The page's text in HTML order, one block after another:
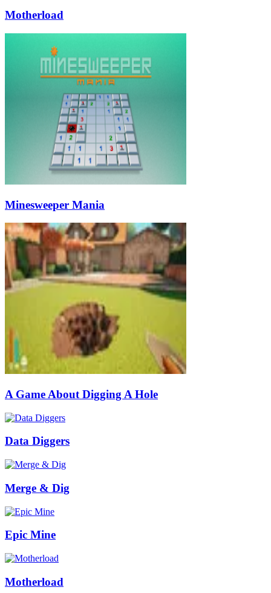
Motherload
Minesweeper Mania
A Game About Digging A Hole
Data Diggers
Merge & Dig
Epic Mine
Motherload